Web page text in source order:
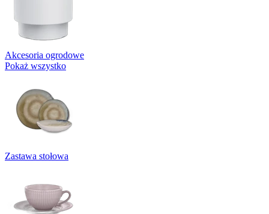
Akcesoria ogrodowe
Pokaż wszystko
Zastawa stołowa